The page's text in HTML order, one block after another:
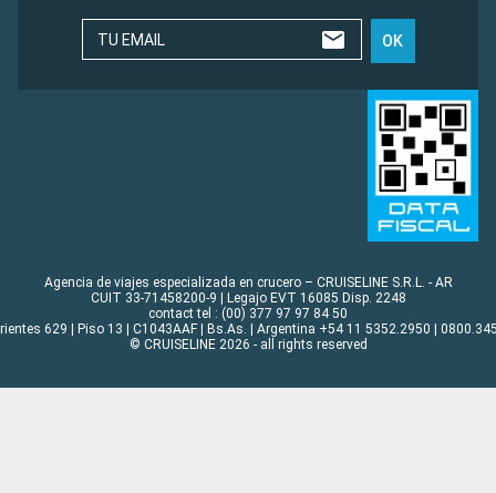
TU EMAIL OK
Agencia de viajes especializada en crucero – CRUISELINE S.R.L. - AR
CUIT 33-71458200-9 | Legajo EVT 16085 Disp. 2248
contact tel : (00) 377 97 97 84 50
629 | Piso 13 | C1043AAF | Bs.As. | Argentina +54 11 5352.2950 |
© CRUISELINE 2026 - all rights reserved